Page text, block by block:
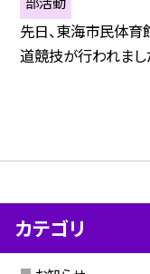
先日、東海市民体
道競技が行われまし
カテゴリ